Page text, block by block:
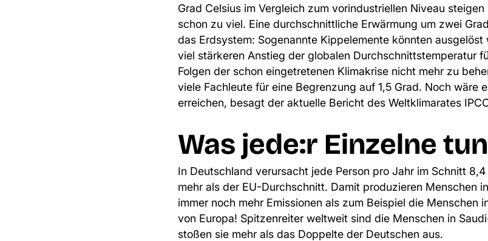
Grad Celsius im Vergleich zum vorindustriellen Niveau
schon zu viel. Eine durchschnittliche Erwärmung um zwei
das Erdsystem: Sogenannte Kippelemente könnten ausgelöst
viel stärkeren Anstieg der globalen Durchschnittstemperatur
Folgen der schon eingetretenen Klimakrise nicht mehr zu
viele Fachleute für eine Begrenzung auf 1,5 Grad. Noch wäre
erreichen, besagt der aktuelle Bericht des Weltklimarates
Was jede:r Einzelne
In Deutschland verursacht jede Person pro Jahr im Schnitt 8,4
mehr als der EU-Durchschnitt. Damit produzieren Menschen
immer noch mehr Emissionen als zum Beispiel die Menschen
von Europa! Spitzenreiter weltweit sind die Menschen in
stoßen sie mehr als das Doppelteder Deutschen aus.